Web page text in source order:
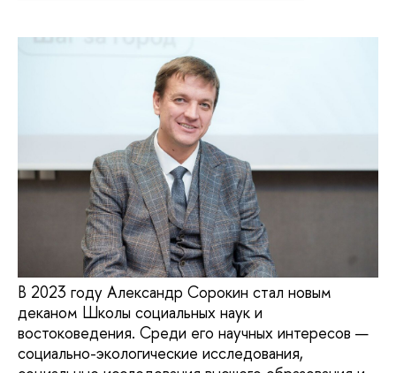
В 2023 году Александр Сорокин стал новым
деканом Школы социальных наук и
востоковедения. Среди его научных интересов —
социально-экологические исследования,